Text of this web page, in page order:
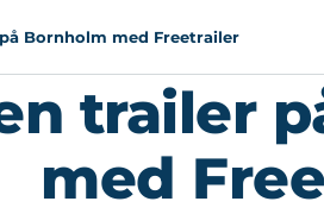
Bornholm med Freetrailer
trailer
med